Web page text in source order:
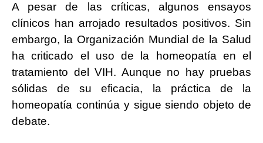
A pesar de las críticas, algunos ensayos
clínicos han arrojado resultados positivos. Sin
embargo, la Organización Mundial de la Salud
ha criticado el uso de la homeopatía en el
tratamiento del VIH. Aunque no hay pruebas
sólidas de su eficacia, la práctica de la
homeopatía continúa y sigue siendo objeto de
debate.